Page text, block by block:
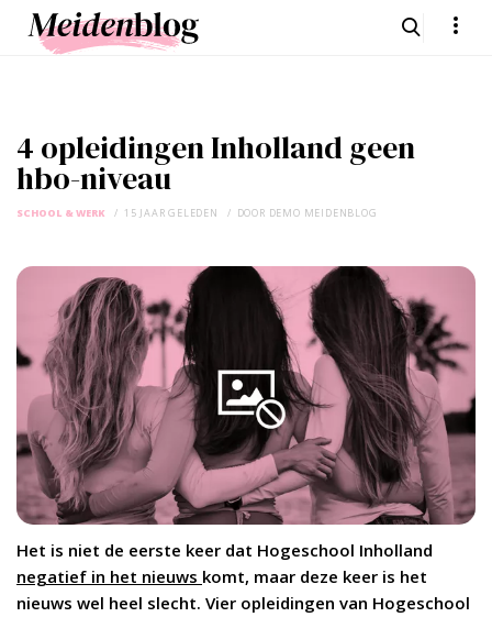
4 opleidingen Inholland geen
hbo-niveau
SCHOOL & WERK 15 JAAR GELEDEN DOOR DEMO MEIDENBLOG
Het is niet de eerste keer dat Hogeschool Inholland
negatief in het nieuws komt, maar deze keer is het
nieuws wel heel slecht. Vier opleidingen van Hogeschool